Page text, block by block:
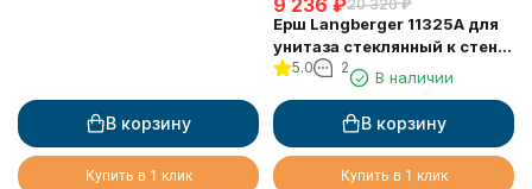
В корзину
Купить в 1 клик
9 236 ₽20 320 ₽
Ерш Langberger 11325A для
унитаза стеклянный к стене
квадратный
5.0 2
В наличии
В корзину
Купить в 1 клик